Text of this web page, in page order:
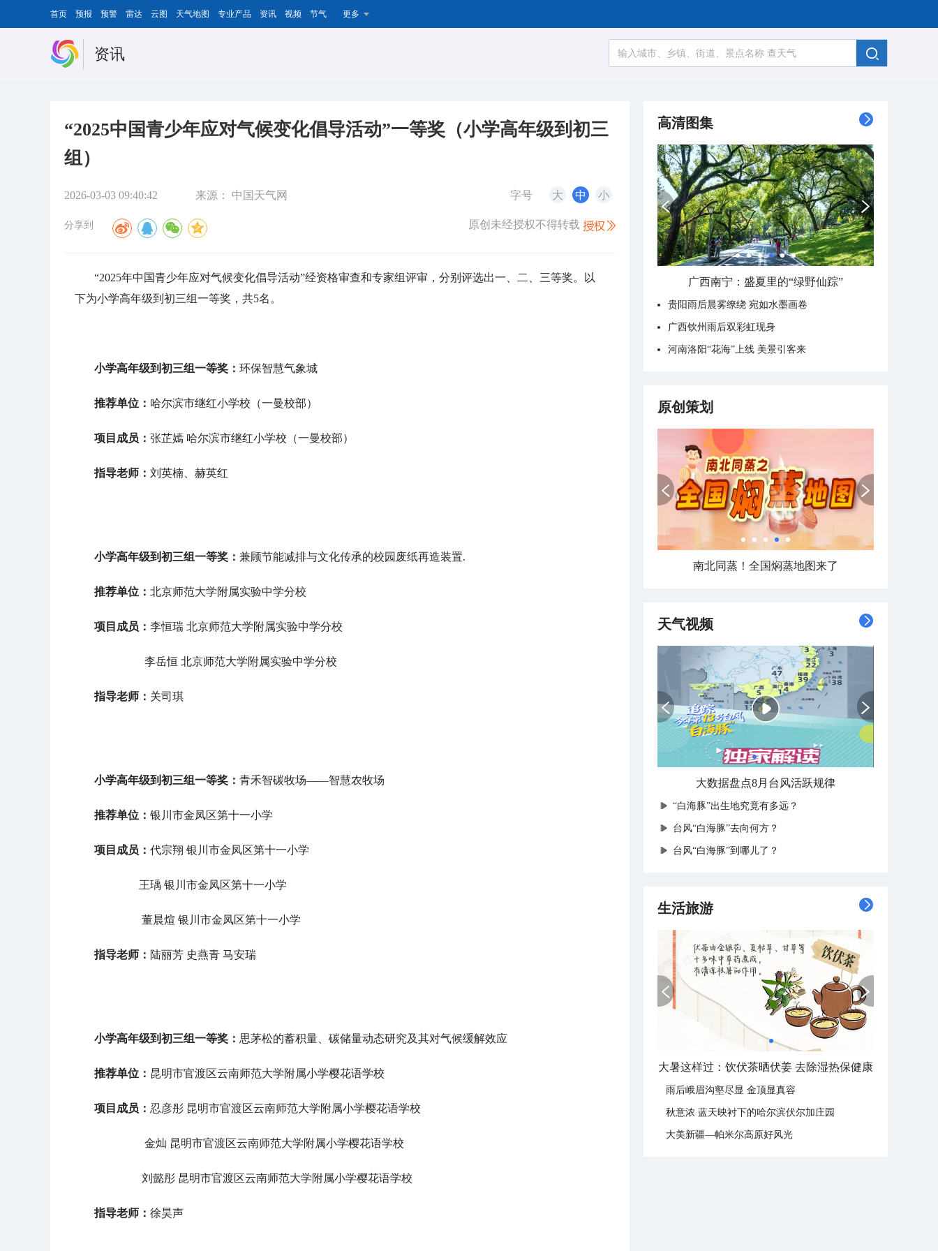
首页 预报 预警 雷达 云图 天气地图 专业产品 资讯 视频 节气 更多
资讯
“2025中国青少年应对气候变化倡导活动”一等奖（小学高年级到初三
组）
2026-03-03 09:40:42 来源： 中国天气网 字号 大 中 小
分享到 原创未经授权不得转载
“2025年中国青少年应对气候变化倡导活动”经资格审查和专家组评审，分别评选出一、二、三等奖。以
下为小学高年级到初三组一等奖，共5名。
小学高年级到初三组一等奖： 环保智慧气象城
推荐单位： 哈尔滨市继红小学校（一曼校部）
项目成员： 张芷嫣 哈尔滨市继红小学校（一曼校部）
指导老师： 刘英楠、赫英红
小学高年级到初三组一等奖： 兼顾节能减排与文化传承的校园废纸再造装置.
推荐单位： 北京师范大学附属实验中学分校
项目成员： 李恒瑞 北京师范大学附属实验中学分校
李岳恒 北京师范大学附属实验中学分校
指导老师： 关司琪
小学高年级到初三组一等奖： 青禾智碳牧场——智慧农牧场
推荐单位： 银川市金凤区第十一小学
项目成员： 代宗翔 银川市金凤区第十一小学
王瑀 银川市金凤区第十一小学
董晨煊 银川市金凤区第十一小学
指导老师： 陆丽芳 史燕青 马安瑞
小学高年级到初三组一等奖： 思茅松的蓄积量、碳储量动态研究及其对气候缓解效应
推荐单位： 昆明市官渡区云南师范大学附属小学樱花语学校
项目成员： 忍彦彤 昆明市官渡区云南师范大学附属小学樱花语学校
金灿 昆明市官渡区云南师范大学附属小学樱花语学校
刘懿彤 昆明市官渡区云南师范大学附属小学樱花语学校
指导老师： 徐昊声
高清图集
广西南宁：盛夏里的“绿野仙踪”
贵阳雨后晨雾缭绕 宛如水墨画卷
广西钦州雨后双彩虹现身
河南洛阳“花海”上线 美景引客来
原创策划
南北同蒸！全国焖蒸地图来了
天气视频
大数据盘点8月台风活跃规律
“白海豚”出生地究竟有多远？
台风“白海豚”去向何方？
台风“白海豚”到哪儿了？
生活旅游
大暑这样过：饮伏茶晒伏姜 去除湿热保健康
雨后峨眉沟壑尽显 金顶显真容
秋意浓 蓝天映衬下的哈尔滨伏尔加庄园
大美新疆—帕米尔高原好风光